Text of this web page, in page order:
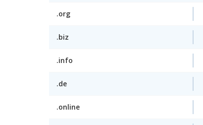
.org
.biz
.info
.de
.online